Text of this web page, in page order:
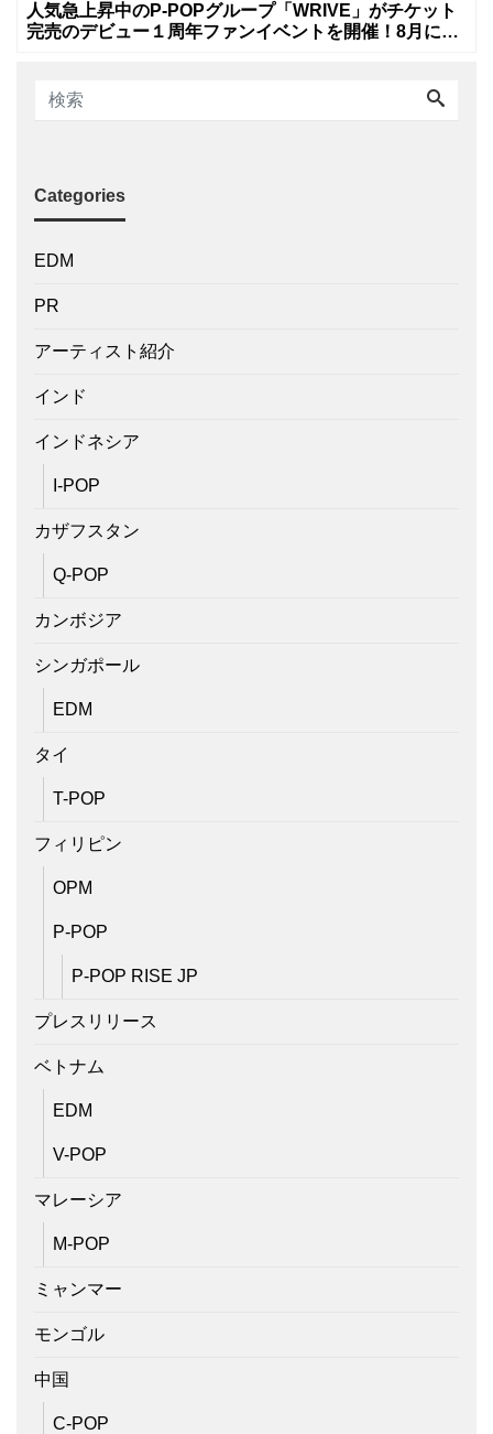
人気急上昇中のP-POPグループ「WRIVE」がチケット
完売のデビュー１周年ファンイベントを開催！8月に新
Categories
EDM
PR
アーティスト紹介
インド
インドネシア
I-POP
カザフスタン
Q-POP
カンボジア
シンガポール
EDM
タイ
T-POP
フィリピン
OPM
P-POP
P-POP RISE JP
プレスリリース
ベトナム
EDM
V-POP
マレーシア
M-POP
ミャンマー
モンゴル
中国
C-POP